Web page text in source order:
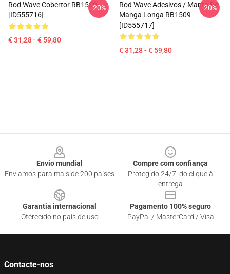
Rod Wave Cobertor RB1509
[ID555716]
€ 31,28 - € 59,80
-20%
Rod Wave Adesivos / Manta De
Manga Longa RB1509
[ID555717]
€ 31,28 - € 59,80
-20%
Envio mundial
Enviamos para mais de 200 países
Compre com confiança
Protegido 24/7, do clique à
entrega
Garantia internacional
Oferecido no país de uso
Pagamento 100% seguro
PayPal / MasterCard / Visa
Contacte-nos